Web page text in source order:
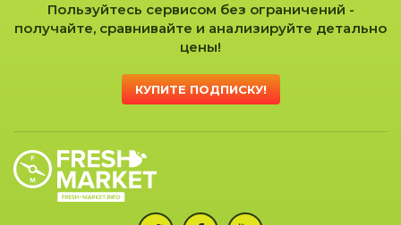
Пользуйтесь сервисом без ограничений -
получайте, сравнивайте и анализируйте детально
цены!
КУПИТЕ ПОДПИСКУ!